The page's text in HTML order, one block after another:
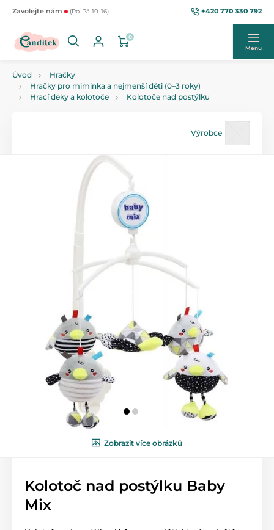
Zavolejte nám (Po-Pá 10-16) +420 770 330 792
0
Menu
Úvod
Hračky
Hračky pro miminka a nejmenší děti (0–3 roky)
Hrací deky a kolotoče
Kolotoče nad postýlku
Výrobce
Zobrazit více obrázků
Kolotoč nad postýlku Baby
Mix